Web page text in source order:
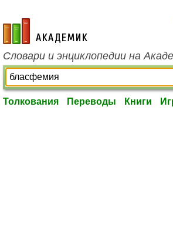
academic.ru
Словари и энциклопедии на
Толкования Переводы Книги